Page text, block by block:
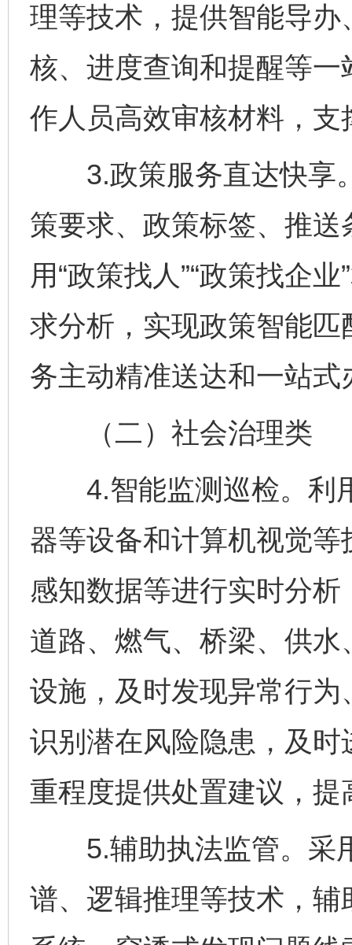
理等技术，提供智能导
核、进度查询和提醒等
作人员高效审核材料，
3.政策服务直达快享
策要求、政策标签、推
用“政策找人”“政策找企
求分析，实现政策智能
务主动精准送达和一站式
（二）社会治理类
4.智能监测巡检。利
器等设备和计算机视觉
感知数据等进行实时分
道路、燃气、桥梁、供
设施，及时发现异常行
识别潜在风险隐患，及
重程度提供处置建议，
5.辅助执法监管。采
谱、逻辑推理等技术，